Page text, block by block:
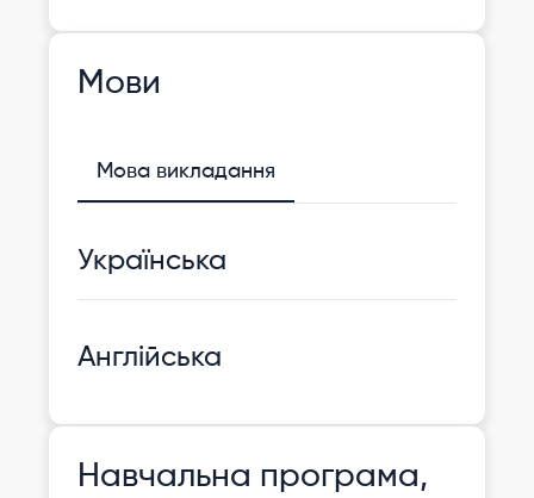
Мови
Мова викладання
Українська
Англійська
Навчальна програма,